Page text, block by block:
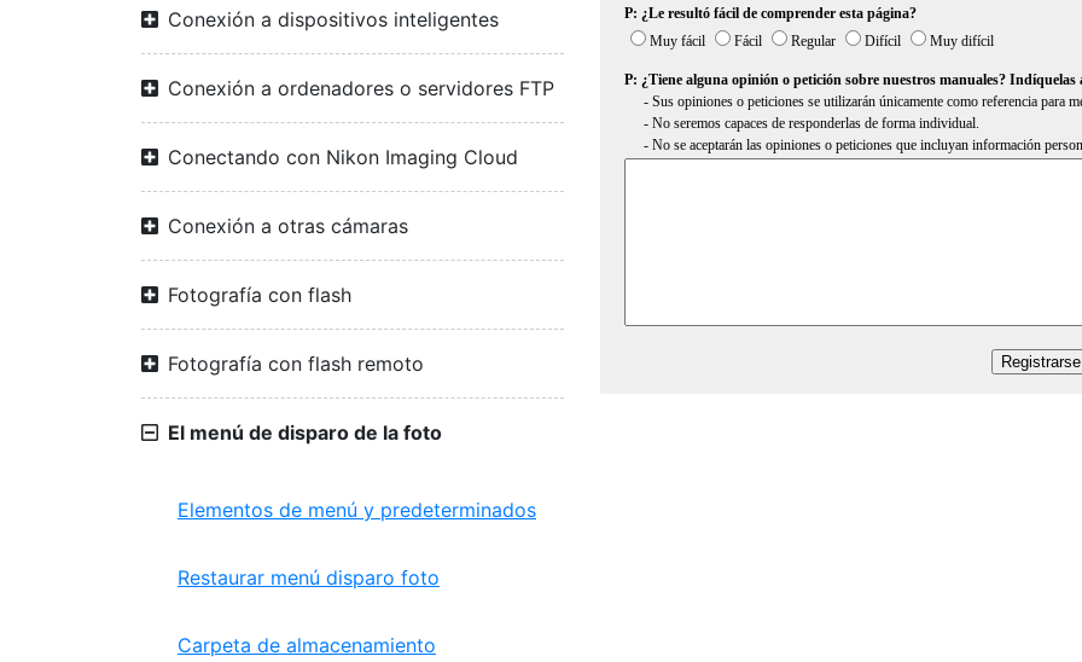
Conexión a dispositivos inteligentes
Conexión a ordenadores o servidores FTP
Conectando con Nikon Imaging Cloud
Conexión a otras cámaras
Fotografía con flash
Fotografía con flash remoto
El menú de disparo de la foto
Elementos de menú y predeterminados
Restaurar menú disparo foto
Carpeta de almacenamiento